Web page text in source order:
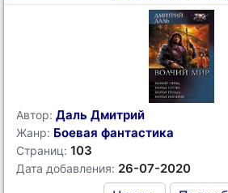
Автор: Даль Дмитрий
Жанр: Боевая фантастика
Страниц: 103
Дата добавления: 26-07-2020